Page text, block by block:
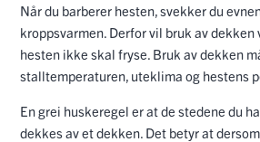
Når du barberer hesten, svekker du
kroppsvarmen. Derfor vil bruk av
hesten ikke skal fryse. Bruk av dekken
stalltemperaturen, uteklima og hestens
En grei huskeregel er at de stedene du
dekkes av et dekken. Det betyr at